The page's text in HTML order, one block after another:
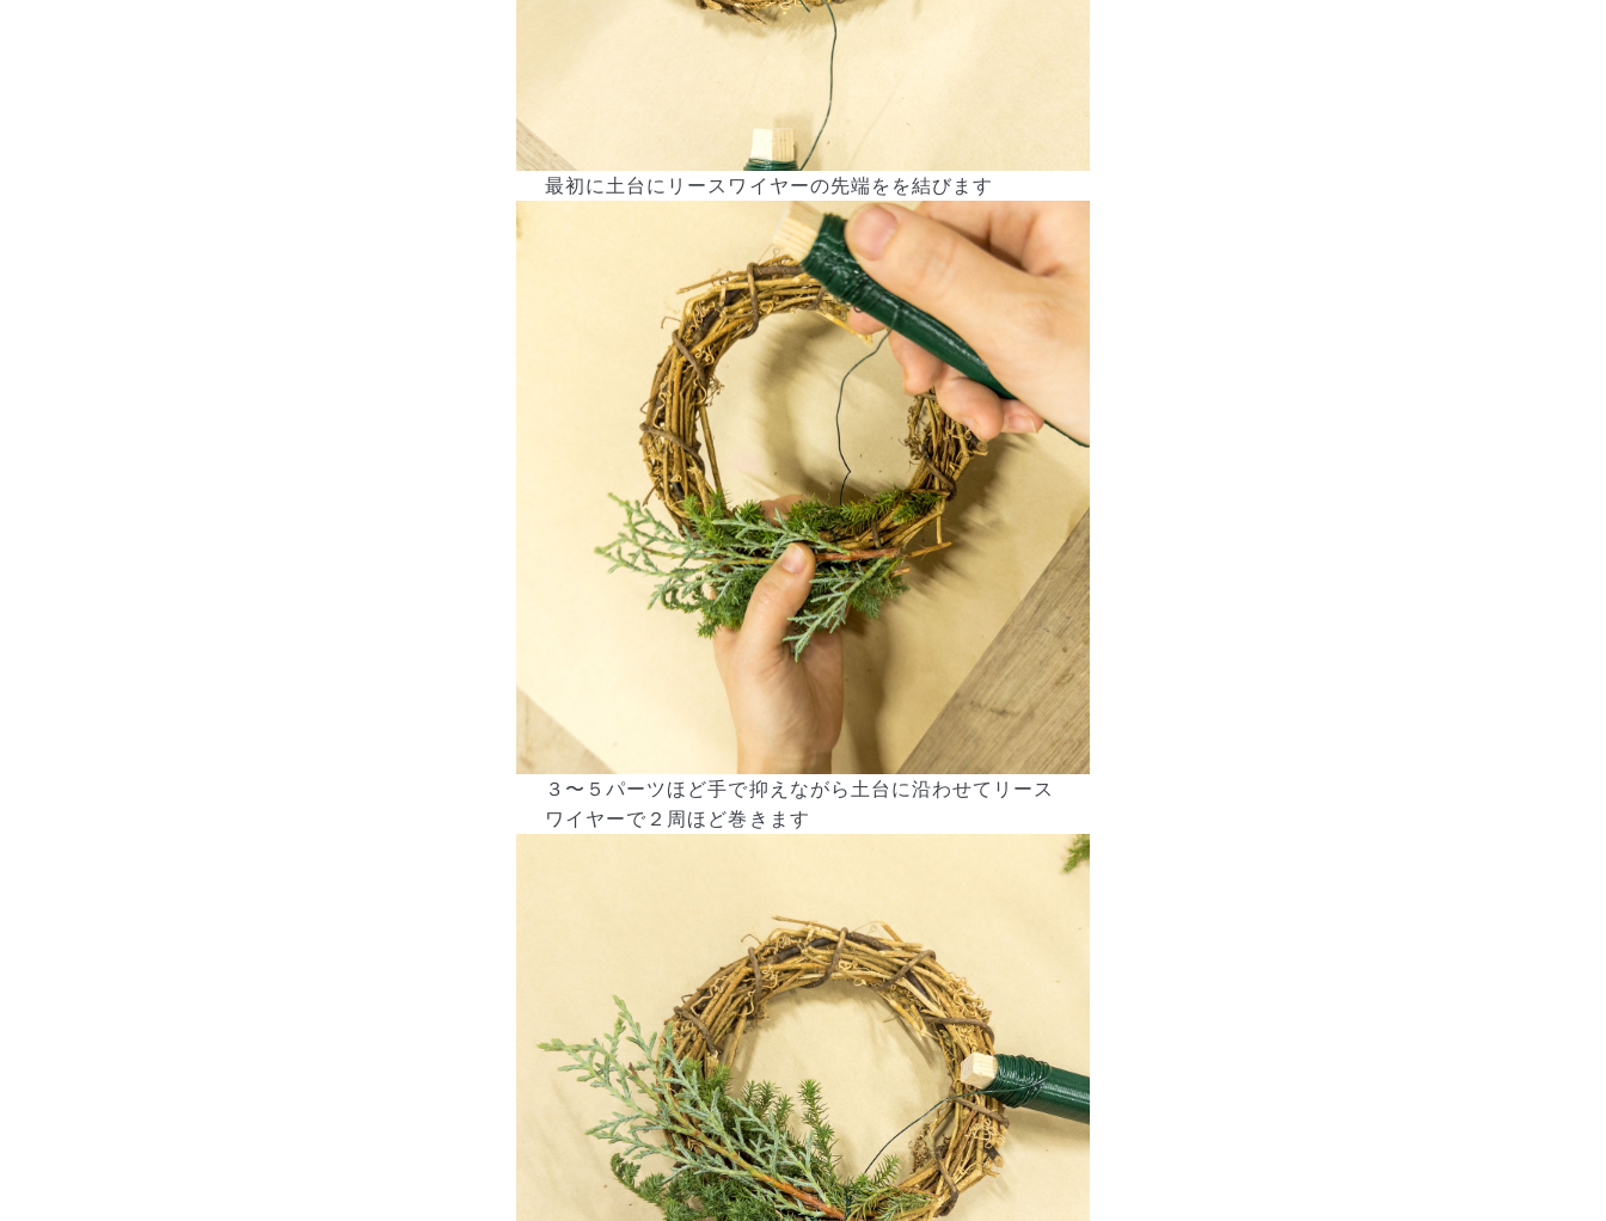
Q. 配送日時は指定できますか？
お花をベストなタイミングで発送しているため、お届け日の指定は
できません。受け取り時間帯は、発送後にクロネコヤマトのアプリ
Q. 注文後にキャンセルできますか？
ご注文後一定時間内であればキャンセル可能です。
最初に土台にリースワイヤーの先端をを結びます
３〜５パーツほど手で抑えながら土台に沿わせてリース
ワイヤーで２周ほど巻きます